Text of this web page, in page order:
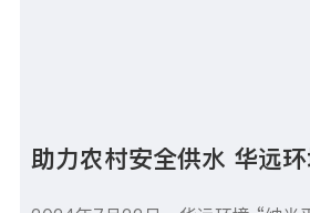
助力农村安全供水 华远